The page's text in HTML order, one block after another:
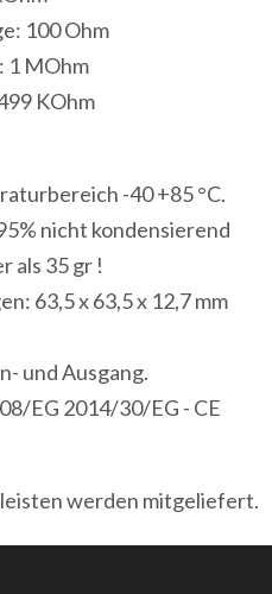
100 Ohm
1 MOhm
KOhm
-40 +85 °C.
nicht kondensierend
als 35 gr !
63,5 x 63,5 x 12,7 mm
und Ausgang.
EG 2014/30/EG - CE
werden mitgeliefert.